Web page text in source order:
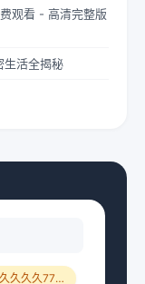
观看 - 高清完整版
生活全揭秘
人妻AV精品久久久久7777